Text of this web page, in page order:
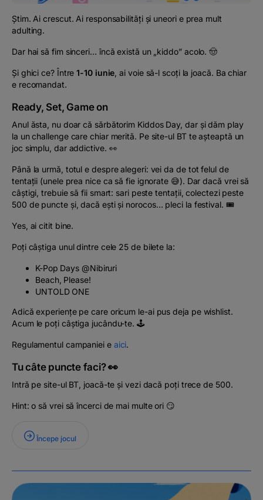
Pentru antreprenori
Știm. Ai crescut. Ai responsabilități și uneori e prea mult
adulting.
Dar hai să fim sinceri… încă există un „kiddo” acolo. 🤠
Și ghici ce? Între1-10 iunie , ai voie să-l scoți la joacă. Ba chiar
e recomandat.
Ready, Set, Game on
Anul ăsta, nu doar că sărbătorim Kiddos Day, dar și dăm play
la un challenge care chiar merită. Pe site-ul BT te așteaptă un
joc simplu, dar addictive. 👀
Până la urmă, totul e despre alegeri: vei da de tot felul de
tentații (unele prea nice ca să fie ignorate 😅). Dar dacă vrei să
câștigi, trebuie să fii smart: sari peste tentații, colectezi peste
500 de puncte și, dacă ești și norocos… pleci la festival. 🎟️
Yes, ai citit bine.
Poți câștiga unul dintre cele 25 de bilete la:
K-Pop Days @Nibiruri
Beach, Please!
UNTOLD ONE
Adică experiențe pe care oricum le-ai pus deja pe wishlist.
Acum le poți câștiga jucându-te. 🕹️
Regulamentul campaniei e aici.
Tu câte puncte faci? 👀
Intră pe site-ul BT, joacă-te și vezi dacă poți trece de 500.
Hint: o să vrei să încerci de mai multe ori 😏
Începe jocul